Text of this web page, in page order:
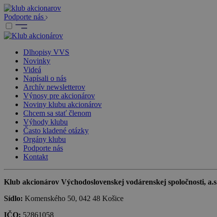
Podporte nás
Dlhopisy VVS
Novinky
Videá
Napísali o nás
Archív newsletterov
Výnosy pre akcionárov
Noviny klubu akcionárov
Chcem sa stať členom
Výhody klubu
Často kladené otázky
Orgány klubu
Podporte nás
Kontakt
Klub akcionárov Východoslovenskej vodárenskej spoločnosti,
Sídlo: Komenského 50, 042 48 Košice
IČO: 52861058